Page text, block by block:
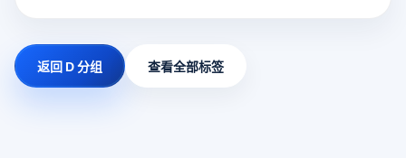
返回 D 分组 查看全部标签